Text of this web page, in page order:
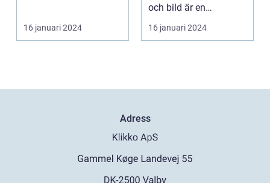
16 januari 2024
och bild är en
fascinerande
universum av oli...
16 januari 2024
Adress